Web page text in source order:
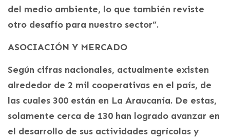
del medio ambiente, lo que también reviste
otro desafío para nuestro sector”.
ASOCIACIÓN Y MERCADO
Según cifras nacionales, actualmente existen
alrededor de 2 mil cooperativas en el país, de
las cuales 300 están en La Araucanía. De estas,
solamente cerca de 130 han logrado avanzar en
el desarrollo de sus actividades agrícolas y